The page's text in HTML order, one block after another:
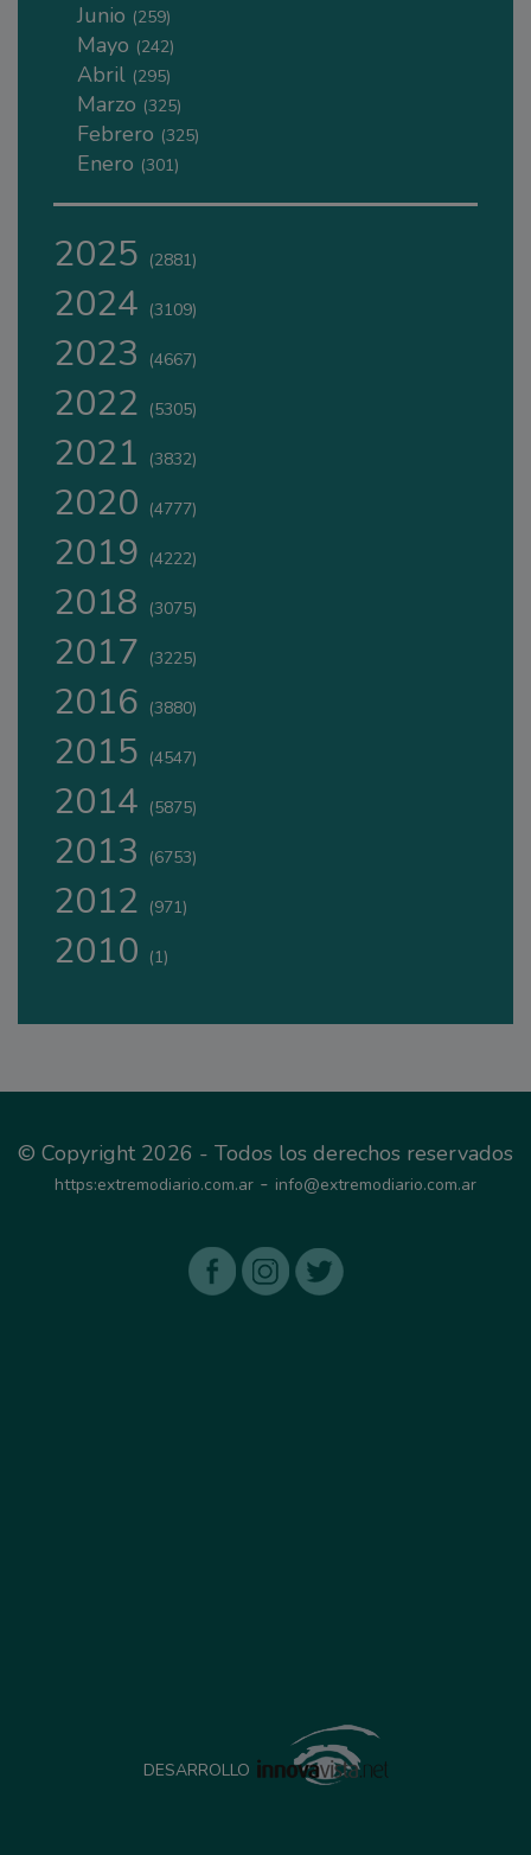
Junio (259)
Mayo (242)
Abril (295)
Marzo (325)
Febrero (325)
Enero (301)
2025 (2881)
2024 (3109)
2023 (4667)
2022 (5305)
2021 (3832)
2020 (4777)
2019 (4222)
2018 (3075)
2017 (3225)
2016 (3880)
2015 (4547)
2014 (5875)
2013 (6753)
2012 (971)
2010 (1)
© Copyright 2026 - Todos los derechos reservados
https:extremodiario.com.ar - info@extremodiario.com.ar
DESARROLLO